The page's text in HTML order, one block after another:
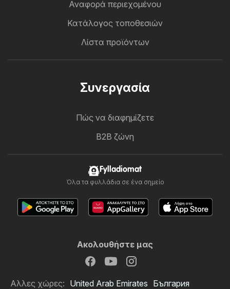
Αναφορά περιεχομένου
Κατάλογος τοποθεσιών
Λίστα προϊόντων
Συνεργασία
Πώς να διαφημίζετε
B2B ζώνη
Fylladiomat
Όλα τα φυλλάδια σε ένα σημείο
Ακολουθήστε μας
Αλλες χώρες: United Arab Emirates България